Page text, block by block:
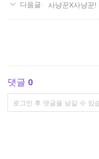
사냥꾼X사냥꾼! 사
댓글 0
댓
글